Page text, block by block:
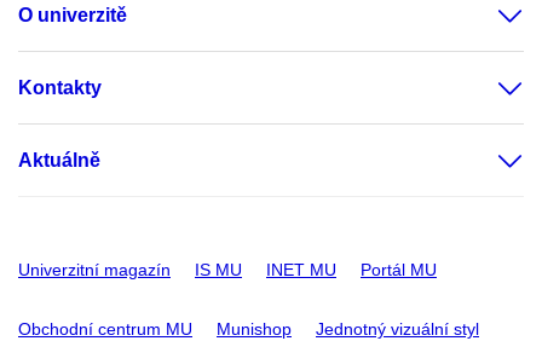
O univerzitě
Kontakty
Aktuálně
Univerzitní magazín IS MU INET MU Portál MU
Obchodní centrum MU Munishop Jednotný vizuální styl